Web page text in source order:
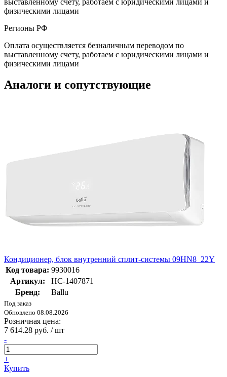
физическими лицами
Регионы РФ
Оплата осуществляется безналичным переводом по
выставленному счету, работаем с юридическими лицами и
физическими лицами
Аналоги и сопутствующие
Кондиционер, блок внутренний сплит-системы 09HN8_22Y
Код товара: 9930016
Артикул:
НС-1407871
Бренд:
Ballu
Под заказ
Обновлено 08.08.2026
Розничная цена:
7 614.28 руб. / шт
-
+
Купить